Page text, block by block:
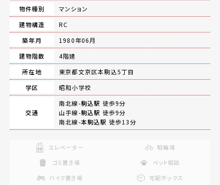
物件種別
マンション
建物構造
RC
築年月
1980年06月
建物階数
4階建
所在地
東京都文京区本駒込5丁目
学区
昭和小学校
交通
南北線-駒込駅 徒歩9分
山手線-駒込駅 徒歩9分
南北線-本駒込駅 徒歩13分
エレベーター
駐輪場
ゴミ置き場
ペット相談
バイク置き場
宅配ボックス